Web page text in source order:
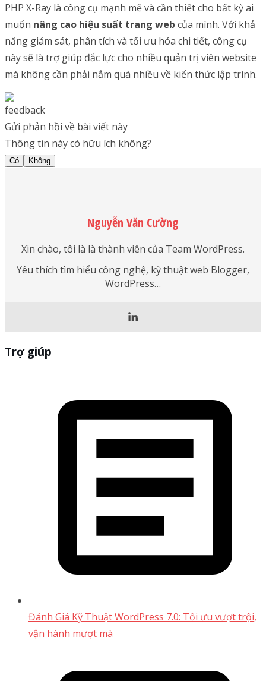
PHP X-Ray là công cụ mạnh mẽ và cần thiết cho bất kỳ ai
muốn nâng cao hiệu suất trang web của mình. Với khả
năng giám sát, phân tích và tối ưu hóa chi tiết, công cụ
này sẽ là trợ giúp đắc lực cho nhiều quản trị viên website
mà không cần phải nắm quá nhiều về kiến thức lập trình.
Gửi phản hồi về bài viết này
Thông tin này có hữu ích không?
Có Không
Nguyễn Văn Cường
Xin chào, tôi là là thành viên của Team WordPress.
Yêu thích tìm hiểu công nghệ, kỹ thuật web Blogger,
WordPress…
Trợ giúp
Đánh Giá Kỹ Thuật WordPress 7.0: Tối ưu vượt trội,
vận hành mượt mà